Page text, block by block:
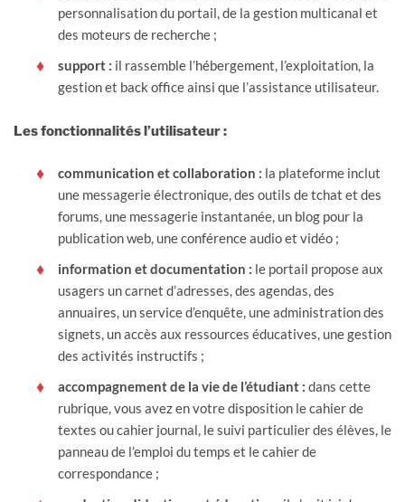
personnalisation du portail, de la gestion multicanal et
des moteurs de recherche ;
support : il rassemble l’hébergement, l’exploitation, la
gestion et back office ainsi que l’assistance utilisateur.
Les fonctionnalités l’utilisateur :
communication et collaboration : la plateforme inclut
une messagerie électronique, des outils de tchat et des
forums, une messagerie instantanée, un blog pour la
publication web, une conférence audio et vidéo ;
information et documentation : le portail propose aux
usagers un carnet d’adresses, des agendas, des
annuaires, un service d’enquête, une administration des
signets, un accès aux ressources éducatives, une gestion
des activités instructifs ;
accompagnement de la vie de l’étudiant : dans cette
rubrique, vous avez en votre disposition le cahier de
textes ou cahier journal, le suivi particulier des élèves, le
panneau de l’emploi du temps et le cahier de
correspondance ;